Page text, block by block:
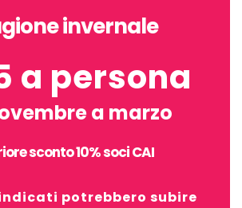
invernale
a persona
a marzo
sconto 10% soci CAI
potrebbero subire